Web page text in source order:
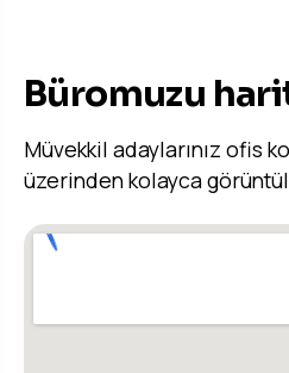
Büromuzu
Müvekkil adaylarınız ofis
üzerinden kolayca